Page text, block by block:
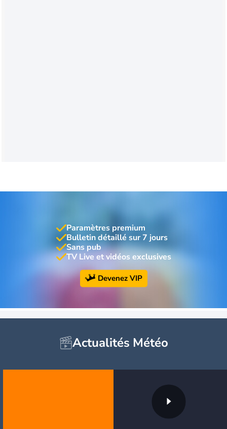
Paramètres premium
Bulletin détaillé sur 7 jours
Sans pub
TV Live et vidéos exclusives
Devenez VIP
Actualités Météo